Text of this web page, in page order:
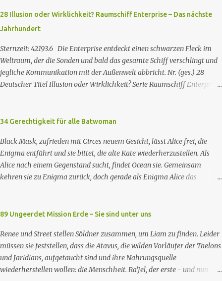
Es kommt eine außerirdische Rasse, die Taelons oder Gefährten
genannt wird, auf die Erde. Sie bieten den Menschen auf der Erde
eindämmen, Umweltprobleme lösen und Konflikte beenden können. Im
Gegenzug verlangen sie, dass man sie auf der Erde leben lässt. Doch
eine Gruppe von Erdlingen, die an der Freundlichkeit der Taelons
zweifelt, organisiert eine Widerstandsbewegung, um ihre wahren
28 Illusion oder Wirklichkeit? Raumschiff Enterprise – Das nächste
Jahrhundert
Sternzeit: 42193.6 Die Enterprise entdeckt einen schwarzen Fleck im
Weltraum, der die Sonden und bald das gesamte Schiff verschlingt und
jegliche Kommunikation mit der Außenwelt abbricht. Nr. (ges.) 28
Deutscher Titel Illusion oder Wirklichkeit? Serie Raumschiff Enterprise
Erstaus­strahlung USA 26. Nov. 1988 Deutsch­sprachige Erstaus­
HD-restaurierten Fassung im Pay-TV (Syfy) 17. Jan. 2013 Raumschiff
Enterprise – Das nächste Jahrhundert spielt im 24. Jahrhundert und
erzählt von den Missionen der Besatzung des
Sternenflottenraumschiffs Enterprise-D. Zu den Missionen gehören das
Konflikten und die Hilfe bei technischen Problemen. Mitunter geht es
34 Gerechtigkeit für alle Batwoman
Black Mask, zufrieden mit Circes neuem Gesicht, lässt Alice frei, die
Enigma entführt und sie bittet, die alte Kate wiederherzustellen. Als
Alice nach einem Gegenstand sucht, findet Ocean sie. Gemeinsam
kehren sie zu Enigma zurück, doch gerade als Enigma Alice das
Währenddessen nehmen zwei GCPd-Beamte Ryan und Luke in einem
Rede stellt, wird auch sie verhaftet. Die drei treffen auf einen
Gefangenen namens Eli. Imani besorgt sich einen Anwalt, um sie
rauszuholen. Inzwischen hat das neue Snakebite viele
Drogenabhängige in fleischfressende Monster verwandelt. Ein Opfer
89 Ungeerdet Mission Erde – Sie sind unter uns
Renee und Street stellen Söldner zusammen, um Liam zu finden. Leider
müssen sie feststellen, dass die Atavus, die wilden Vorläufer der Taelons
und Jaridians, aufgetaucht sind und ihre Nahrungsquelle
wiederherstellen wollen: die Menschheit. Ra'Jel, der erste - und nun